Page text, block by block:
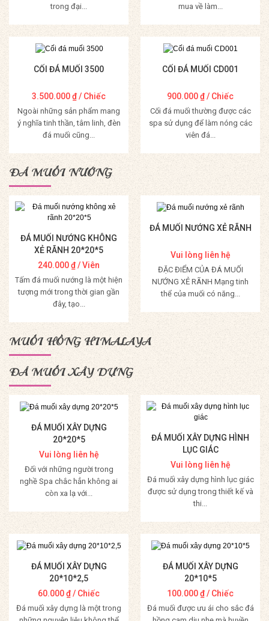
trong đại...
Mua Hàng
mua về làm...
Mua Hàng
CỐI ĐÁ MUỐI 3500
3.500.000₫/ Chiếc
Ngoài những sản phẩm mang
ý nghĩa tinh thần, tâm linh, đèn
đá muối cũng...
Mua Hàng
CỐI ĐÁ MUỐI CD001
900.000₫/ Chiếc
Cối đá muối thường được các
spa sử dụng để làm nóng các
viên đá...
Mua Hàng
ĐÁ MUỐI NƯỚNG
ĐÁ MUỐI NƯỚNG KHÔNG
XẺ RÃNH 20*20*5
240.000₫/ Viên
Tấm đá muối nướng là một hiện
tượng mới trong thời gian gần
đây, tạo...
Mua Hàng
ĐÁ MUỐI NƯỚNG XẺ RÃNH
Vui lòng liên hệ
ĐẶC ĐIỂM CỦA ĐÁ MUỐI
NƯỚNG XẺ RÃNH Mạng tinh
thể của muối có năng...
Mua Hàng
MUỐI HỒNG HIMALAYA
ĐÁ MUỐI XÂY DỰNG
ĐÁ MUỐI XÂY DỰNG
20*20*5
Vui lòng liên hệ
Đối với những người trong
nghề Spa chắc hẳn không ai
còn xa lạ với...
Mua Hàng
ĐÁ MUỐI XÂY DỰNG HÌNH
LỤC GIÁC
Vui lòng liên hệ
Đá muối xây dựng hình lục giác
được sử dụng trong thiết kế và
thi...
Mua Hàng
ĐÁ MUỐI XÂY DỰNG
20*10*2,5
60.000₫/ Chiếc
Đá muối xây dựng là một trong
ĐÁ MUỐI XÂY DỰNG
20*10*5
100.000₫/ Chiếc
Đá muối được ưu ái cho sắc đá